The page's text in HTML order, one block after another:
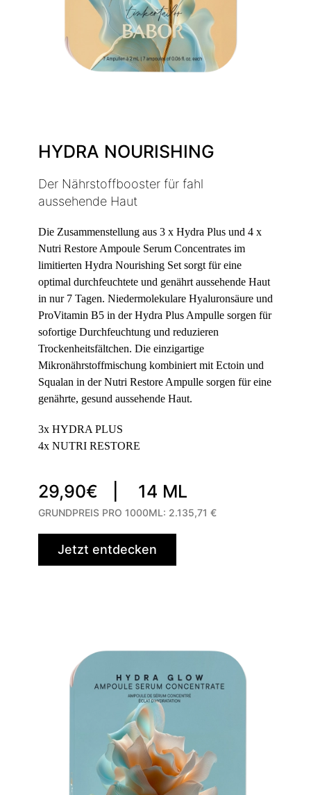
HYDRA NOURISHING
Der Nährstoffbooster für fahl
aussehende Haut
Die Zusammenstellung aus 3 x Hydra Plus und 4 x
Nutri Restore Ampoule Serum Concentrates im
limitierten Hydra Nourishing Set sorgt für eine
optimal durchfeuchtete und genährt aussehende Haut
in nur 7 Tagen. Niedermolekulare Hyaluronsäure und
ProVitamin B5 in der Hydra Plus Ampulle sorgen für
sofortige Durchfeuchtung und reduzieren
Trockenheitsfältchen. Die einzigartige
Mikronährstoffmischung kombiniert mit Ectoin und
Squalan in der Nutri Restore Ampulle sorgen für eine
genährte, gesund aussehende Haut.
3x HYDRA PLUS
4x NUTRI RESTORE
29,90€ | 14 ML
GRUNDPREIS PRO 1000ML: 2.135,71 €
Jetzt entdecken